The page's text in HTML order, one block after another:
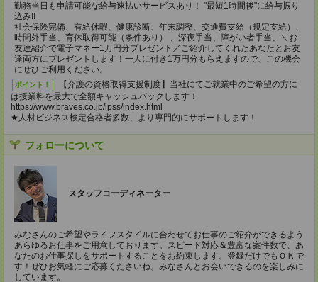
勤務当日も申請可能な給与速払いサービスあり！ "最短1時間後"に給与振り
込み!!
社会保険完備、有給休暇、健康診断、年末調整、交通費支給（規定支給）、
時間外手当、育休取得可能（条件あり） 、深夜手当、障がい者手当、＼お
友達紹介で電子マネー1万円分プレゼント／ご紹介してくれたあなたとお友
達両方にプレゼントします！一人に付き1万円分もらえますので、この機会
にぜひご利用ください。
ポイント！
【介護の資格取得支援制度】当社にてご就業中のご希望の方に
は授業料を最大で全額キャッシュバックします！
https://www.braves.co.jp/lpss/index.html
★人材ビジネス検定合格者多数、より専門的にサポートします！
フォローについて
スタッフコーディネーター
みなさんのご希望やライフスタイルに合わせてお仕事のご紹介ができるよう
あらゆるお仕事をご用意しております。スピード対応＆豊富な案件数で、あ
なたのお仕事探しをサポートすることをお約束します。登録だけでもＯＫで
す！ぜひお気軽にご応募くださいね。みなさんとお会いできるのを楽しみに
しています。